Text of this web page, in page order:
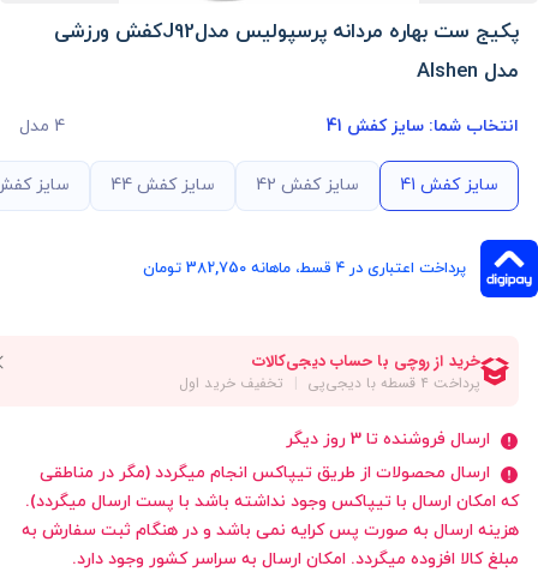
پکیج ست بهاره مردانه پرسپولیس مدلJ92کفش ورزشی
مدل Alshen
انتخاب شما: سایز کفش 41 4 مدل
سایز کفش 41 سایز کفش 42 سایز کفش 44 سایز کفش
پرداخت اعتباری در ۴ قسط، ماهانه 382,750 تومان
ارسال فروشنده تا 3 روز دیگر
ارسال محصولات از طریق تیپاکس انجام میگردد (مگر در مناطقی
که امکان ارسال با تیپاکس وجود نداشته باشد با پست ارسال میگردد).
هزینه ارسال به صورت پس کرایه نمی باشد و در هنگام ثبت سفارش به
مبلغ کالا افزوده میگردد. امکان ارسال به سراسر کشور وجود دارد.